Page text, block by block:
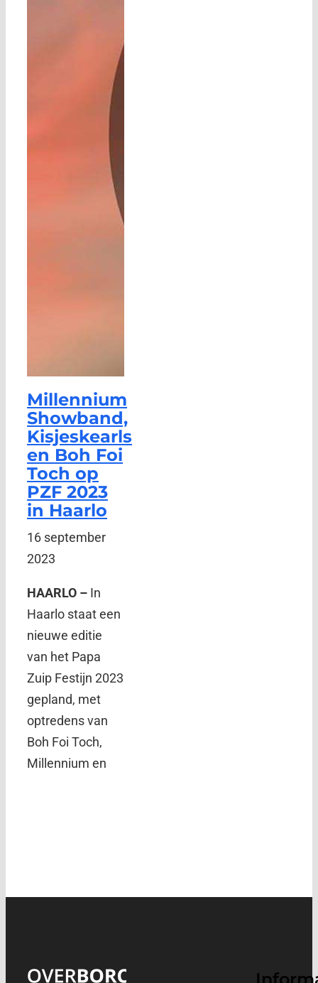
Millennium
Showband,
Kisjeskearls
en Boh Foi
Toch op
PZF 2023
in Haarlo
16 september
2023
HAARLO – In
Haarlo staat een
nieuwe editie
van het Papa
Zuip Festijn 2023
gepland, met
optredens van
Boh Foi Toch,
Millennium en